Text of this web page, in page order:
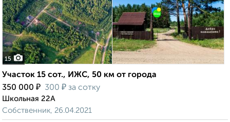
15
Участок 15 сот., ИЖС, 50 км от города
350 000 ₽ 300 ₽ за сотку
Школьная 22А
Собственник, 26.04.2021